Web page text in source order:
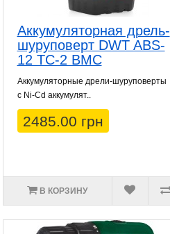
Аккумуляторная дрель-
шуруповерт DWT ABS-
12 TC-2 BMC
Аккумуляторные дрели-шуруповерты
с Ni-Cd аккумулят..
2485.00 грн
В КОРЗИНУ